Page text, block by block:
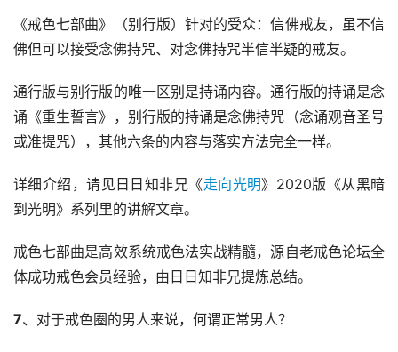
《戒色七部曲》（别行版）针对的受众：信佛戒友，虽不信
佛但可以接受念佛持咒、对念佛持咒半信半疑的戒友。
通行版与别行版的唯一区别是持诵内容。通行版的持诵是念
诵《重生誓言》，别行版的持诵是念佛持咒（念诵观音圣号
或准提咒），其他六条的内容与落实方法完全一样。
详细介绍，请见日日知非兄《走向光明》2020版《从黑暗
到光明》系列里的讲解文章。
戒色七部曲是高效系统戒色法实战精髓，源自老戒色论坛全
体成功戒色会员经验，由日日知非兄提炼总结。
7、对于戒色圈的男人来说，何谓正常男人？